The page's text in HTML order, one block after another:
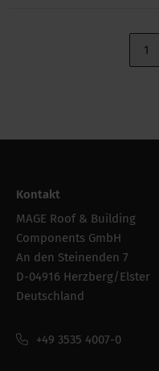
1
Kontakt
MAGE Roof & Building
Components GmbH
An den Steinenden 7
D-04916 Herzberg/Elster
Deutschland
+49 3535 4007-0